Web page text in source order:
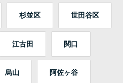
杉並区 世田谷区
江古田 関口
烏山 阿佐ヶ谷